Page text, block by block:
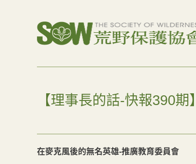
【理事長的話-快報390期】
在麥克風後的無名英雄-推廣教育委員會